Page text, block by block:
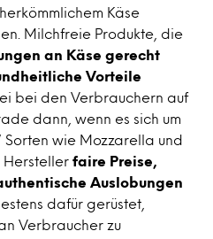
Käse
Milchfreie Produkte, die
an Käse gerecht
Vorteile
bei den Verbrauchern auf
dann, wenn es sich um
wie Mozzarella und
Hersteller faire Preise,
Auslobungen
dafür gerüstet,
Verbraucher zu